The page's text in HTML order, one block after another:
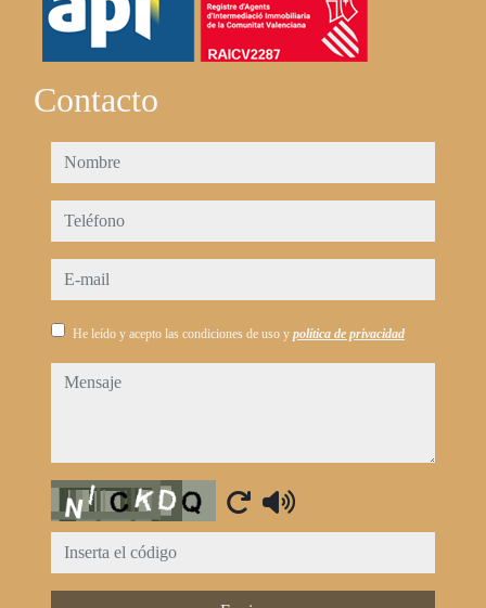
Contacto
nombre
teléfono
e-mail
He leído y acepto las condiciones de uso y política de privacidad
mensaje
Captcha